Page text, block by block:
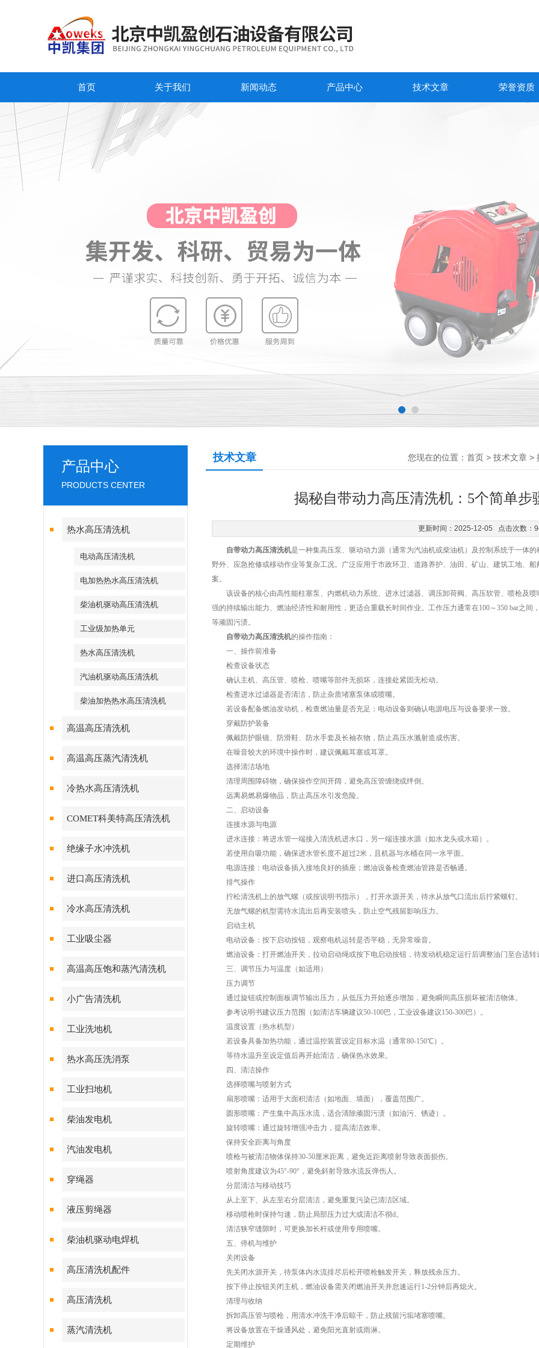
首页 关于我们 新闻动态 产品中心 技术文章 荣誉资质
产品中心
PRODUCTS CENTER
热水高压清洗机
电动高压清洗机
电加热热水高压清洗机
柴油机驱动高压清洗机
工业级加热单元
热水高压清洗机
汽油机驱动高压清洗机
柴油加热热水高压清洗机
高温高压清洗机
高温高压蒸汽清洗机
冷热水高压清洗机
COMET科美特高压清洗机
绝缘子水冲洗机
进口高压清洗机
冷水高压清洗机
工业吸尘器
高温高压饱和蒸汽清洗机
小广告清洗机
工业洗地机
热水高压洗消泵
工业扫地机
柴油发电机
汽油发电机
穿绳器
液压剪绳器
柴油机驱动电焊机
高压清洗机配件
高压清洗机
蒸汽清洗机
技术文章 您现在的位置： 首页 > 技术文章 >
揭秘自带动力高压清洗机：5个简单步
更新时间：2025-12-05 点击次数：
自带动力高压清洗机是一种集高压泵、驱动动力源（通常为汽油机或柴油机）及控制系统于一体
野外、应急抢修或移动作业等复杂工况。广泛应用于市政环卫、道路养护、油田、矿山、建筑工地、
案。
该设备的核心由高性能柱塞泵、内燃机动力系统、进水过滤器、调压卸荷阀、高压软管、喷枪及喷
强的持续输出能力、燃油经济性和耐用性，更适合重载长时间作业。工作压力通常在100～350 bar之
等顽固污渍。
自带动力高压清洗机的操作指南：
一、操作前准备
检查设备状态
确认主机、高压管、喷枪、喷嘴等部件无损坏，连接处紧固无松动。
检查进水过滤器是否清洁，防止杂质堵塞泵体或喷嘴。
若设备配备燃油发动机，检查燃油量是否充足；电动设备则确认电源电压与设备要求一致。
穿戴防护装备
佩戴防护眼镜、防滑鞋、防水手套及长袖衣物，防止高压水溅射造成伤害。
在噪音较大的环境中操作时，建议佩戴耳塞或耳罩。
选择清洁场地
清理周围障碍物，确保操作空间开阔，避免高压管缠绕或绊倒。
远离易燃易爆物品，防止高压水引发危险。
二、启动设备
连接水源与电源
进水连接：将进水管一端接入清洗机进水口，另一端连接水源（如水龙头或水箱）。
若使用自吸功能，确保进水管长度不超过2米，且机器与水桶在同一水平面。
电源连接：电动设备插入接地良好的插座；燃油设备检查燃油管路是否畅通。
排气操作
拧松清洗机上的放气螺（或按说明书指示），打开水源开关，待水从放气口流出后拧紧螺钉。
无放气螺的机型需待水流出后再安装喷头，防止空气残留影响压力。
启动主机
电动设备：按下启动按钮，观察电机运转是否平稳，无异常噪音。
燃油设备：打开燃油开关，拉动启动绳或按下电启动按钮，待发动机稳定运行后调整油门至合适转
三、调节压力与温度（如适用）
压力调节
通过旋钮或控制面板调节输出压力，从低压力开始逐步增加，避免瞬间高压损坏被清洁物体。
参考说明书建议压力范围（如清洁车辆建议50-100巴，工业设备建议150-300巴）。
温度设置（热水机型）
若设备具备加热功能，通过温控装置设定目标水温（通常80-150℃）。
等待水温升至设定值后再开始清洁，确保热水效果。
四、清洁操作
选择喷嘴与喷射方式
扇形喷嘴：适用于大面积清洁（如地面、墙面），覆盖范围广。
圆形喷嘴：产生集中高压水流，适合清除顽固污渍（如油污、锈迹）。
旋转喷嘴：通过旋转增强冲击力，提高清洁效率。
保持安全距离与角度
喷枪与被清洁物体保持30-50厘米距离，避免近距离喷射导致表面损伤。
喷射角度建议为45°-90°，避免斜射导致水流反弹伤人。
分层清洁与移动技巧
从上至下、从左至右分层清洁，避免重复污染已清洁区域。
移动喷枪时保持匀速，防止局部压力过大或清洁不彻d。
清洁狭窄缝隙时，可更换加长杆或使用专用喷嘴。
五、停机与维护
关闭设备
先关闭水源开关，待泵体内水流排尽后松开喷枪触发开关，释放残余压力。
按下停止按钮关闭主机，燃油设备需关闭燃油开关并怠速运行1-2分钟后再熄火。
清理与收纳
拆卸高压管与喷枪，用清水冲洗干净后晾干，防止残留污垢堵塞喷嘴。
将设备放置在干燥通风处，避免阳光直射或雨淋。
定期维护